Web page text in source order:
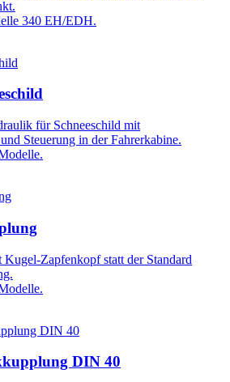
340 EH/EDH.
für Schneeschild mit
Steuerung in der Fahrerkabine.
Zapfenkopf statt der Standard
DIN 40